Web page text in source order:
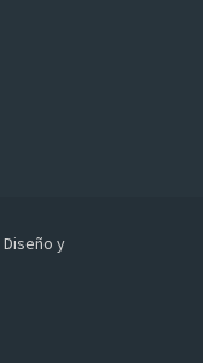
Diseño y